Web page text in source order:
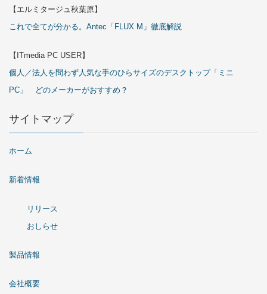
【エルミタージュ秋葉原】
これで全てが分かる。Antec「FLUX M」徹底解説
【ITmedia PC USER】
個人／法人を問わず人気な手のひらサイズのデスクトップ「ミニ
PC」 どのメーカーがおすすめ？
サイトマップ
ホーム
新着情報
リリース
おしらせ
製品情報
会社概要